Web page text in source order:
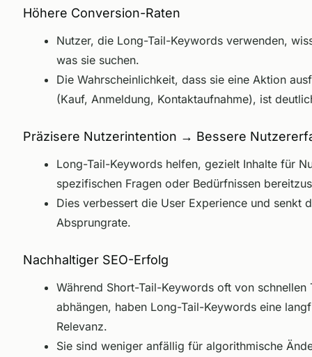
Höhere Conversion-Raten
Nutzer, die Long-Tail-Keywords verwenden,
was sie suchen.
Die Wahrscheinlichkeit, dass sie eine Aktion
(Kauf, Anmeldung, Kontaktaufnahme), ist
Präzisere Nutzerintention → Bessere
Long-Tail-Keywords helfen, gezielt Inhalte für
spezifischen Fragen oder Bedürfnissen
Dies verbessert die User Experience und senkt
Absprungrate.
Nachhaltiger SEO-Erfolg
Während Short-Tail-Keywords oft von schnellen
abhängen, haben Long-Tail-Keywords eine
Relevanz.
Sie sind weniger anfällig für algorithmische